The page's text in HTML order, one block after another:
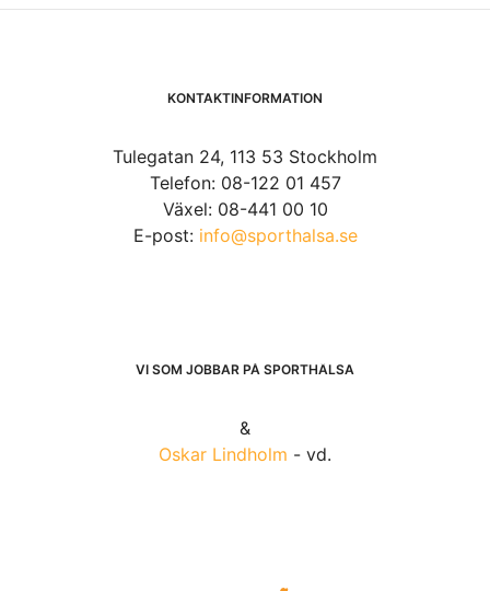
KONTAKTINFORMATION
Tulegatan 24, 113 53 Stockholm
Telefon: 08-122 01 457
Växel: 08-441 00 10
E-post: info@sporthalsa.se
VI SOM JOBBAR PÅ SPORTHÄLSA
&
Oskar Lindholm - vd.